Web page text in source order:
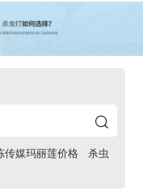
传媒玛丽莲价格
杀虫